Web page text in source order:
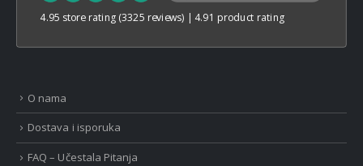
4.95 store rating (3325 reviews) | 4.91 product rating
O nama
Dostava i isporuka
FAQ – Učestala Pitanja